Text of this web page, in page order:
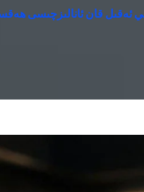
ئەقىل قان ئانالىزچىسى